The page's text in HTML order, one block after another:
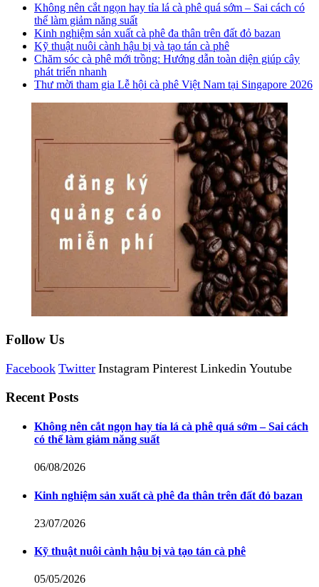
Không nên cắt ngọn hay tỉa lá cà phê quá sớm – Sai cách có
thể làm giảm năng suất
Kinh nghiệm sản xuất cà phê đa thân trên đất đỏ bazan
Kỹ thuật nuôi cành hậu bị và tạo tán cà phê
Chăm sóc cà phê mới trồng: Hướng dẫn toàn diện giúp cây
phát triển nhanh
Thư mời tham gia Lễ hội cà phê Việt Nam tại Singapore 2026
Follow Us
Facebook Twitter Instagram Pinterest Linkedin Youtube
Recent Posts
Không nên cắt ngọn hay tỉa lá cà phê quá sớm – Sai cách
có thể làm giảm năng suất
06/08/2026
Kinh nghiệm sản xuất cà phê đa thân trên đất đỏ bazan
23/07/2026
Kỹ thuật nuôi cành hậu bị và tạo tán cà phê
05/05/2026